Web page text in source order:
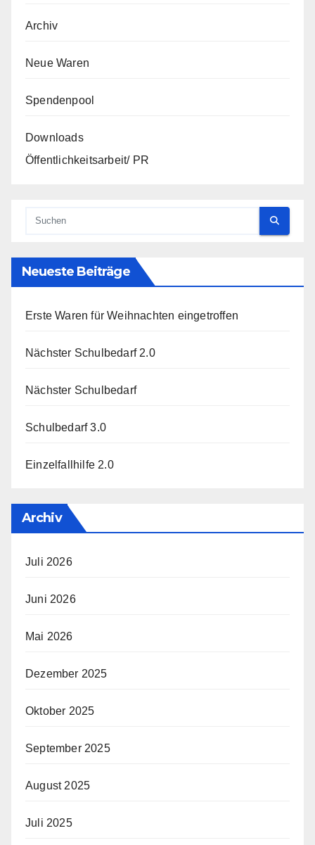
Archiv
Neue Waren
Spendenpool
Downloads
Öffentlichkeitsarbeit/ PR
Neueste Beiträge
Erste Waren für Weihnachten eingetroffen
Nächster Schulbedarf 2.0
Nächster Schulbedarf
Schulbedarf 3.0
Einzelfallhilfe 2.0
Archiv
Juli 2026
Juni 2026
Mai 2026
Dezember 2025
Oktober 2025
September 2025
August 2025
Juli 2025